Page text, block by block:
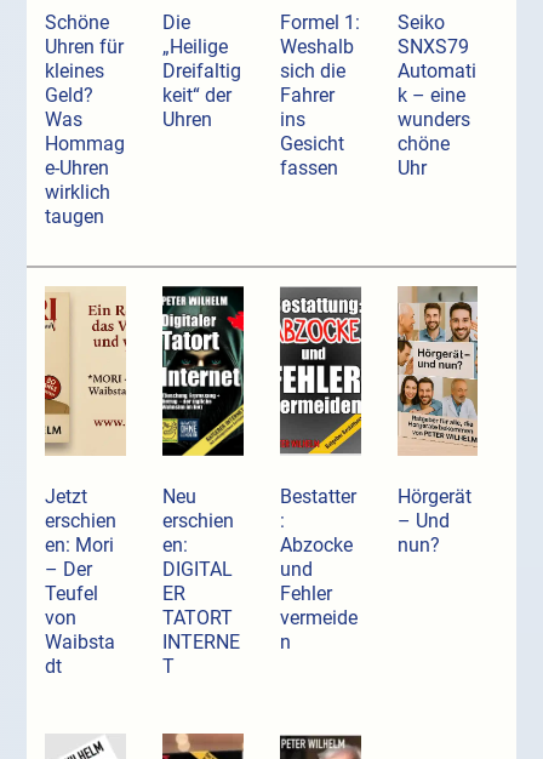
Schöne
Uhren für
kleines
Geld?
Was
Hommag
e-Uhren
wirklich
taugen
Die
„Heilige
Dreifaltig
keit“ der
Uhren
Formel 1:
Weshalb
sich die
Fahrer
ins
Gesicht
fassen
Seiko
SNXS79
Automati
k – eine
wunders
chöne
Uhr
Jetzt
erschien
en: Mori
– Der
Teufel
von
Waibsta
dt
Neu
erschien
en:
DIGITAL
ER
TATORT
INTERNE
T
Bestatter
:
Abzocke
und
Fehler
vermeide
n
Hörgerät
– Und
nun?